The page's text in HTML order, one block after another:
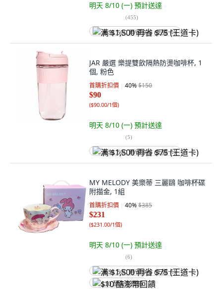
明天 8/10 (一) 預計送達
(455)
满 $1,500 再省 $75 (王道卡)
JAR 嚴選 樂提雙飲隔熱防燙咖啡杯, 1
個, 粉色
首購折扣價 40%$150
$90
($90.00/1個)
明天 8/10 (一) 預計送達
(5)
满 $1,500 再省 $75 (王道卡)
MY MELODY 美樂蒂 三麗鷗 咖啡杯碟
附描金, 1組
首購折扣價 40%$385
$231
($231.00/1個)
明天 8/10 (一) 預計送達
(6)
满 $1,500 再省 $75 (王道卡)
$10 酷澎幣回饋